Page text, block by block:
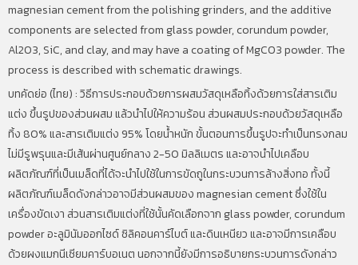
magnesian cement from the polishing grinders, and the additive
components are selected from glass powder, corundum powder,
Al2O3, SiC, and clay, and may have a coating of MgCO3 powder. The
process is described with schematic drawings.
บทคัดย่อ (ไทย) : วิธีการประกอบด้วยการผสมวัสดุเหลือทิ้งด้วยการใส่สารเติม
แต่ง ขึ้นรูปของส่วนผสม แล้วนำไปให้ความร้อน ส่วนผสมประกอบด้วยวัสดุเหลือ
ทิ้ง 80% และสารเติมแต่ง 95% โดยน้ำหนัก ขั้นตอนการขึ้นรูปจะทำเป็นทรงกลม
ไม่มีรูพรุนและมีเส้นผ่านศูนย์กลาง 2-50 มิลลิเมตร และอาจนำไปเคลือบ
ผลิตภัณฑ์ที่เป็นเมล็ดที่ได้จะนำไปใช้ในการขัดถูในกระบวนการล้างสิ่งทอ ทั้งนี้
ผลิตภัณฑ์เมล็ดดังกล่าวอาจมีส่วนผสมของ magnesian cementซึ่งใช้ใน
เครื่องขัดเงา ส่วนสารเติมแต่งที่ใช้นั้นคัดเลือกจาก glass powder, corundum
powderอะลูมินัมออกไซด์ ซิลิคอนคาร์ไบต์ และดินเหนียว และอาจมีการเคลือบ
ด้วยผงแมกนีเซียมคาร์บอเนต นอกจากนี้ยังมีการอธิบายกระบวนการดังกล่าว